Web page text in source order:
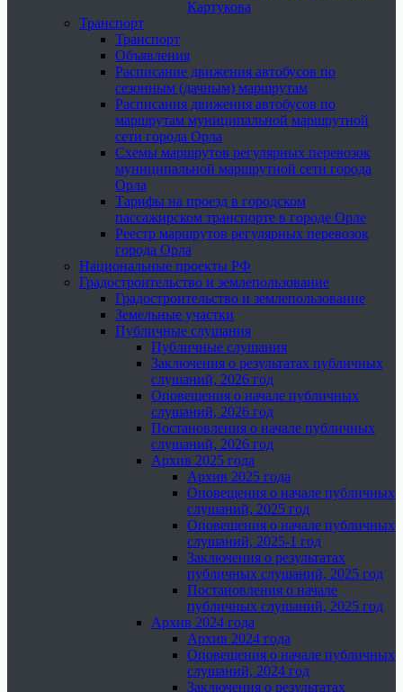
Картукова
Транспорт
Транспорт
Объявления
Расписание движения автобусов по
сезонным (дачным) маршрутам
Расписания движения автобусов по
маршрутам муниципальной маршрутной
сети города Орла
Схемы маршрутов регулярных перевозок
муниципальной маршрутной сети города
Орла
Тарифы на проезд в городском
пассажирском транспорте в городе Орле
Реестр маршрутов регулярных перевозок
города Орла
Национальные проекты РФ
Градостроительство и землепользование
Градостроительство и землепользование
Земельные участки
Публичные слушания
Публичные слушания
Заключения о результатах публичных
слушаний, 2026 год
Оповещения о начале публичных
слушаний, 2026 год
Постановления о начале публичных
слушаний, 2026 год
Архив 2025 года
Архив 2025 года
Оповещения о начале публичных
слушаний, 2025 год
Оповещения о начале публичных
слушаний, 2025-1 год
Заключения о результатах
публичных слушаний, 2025 год
Постановления о начале
публичных слушаний, 2025 год
Архив 2024 года
Архив 2024 года
Оповещения о начале публичных
слушаний, 2024 год
Заключения о результатах